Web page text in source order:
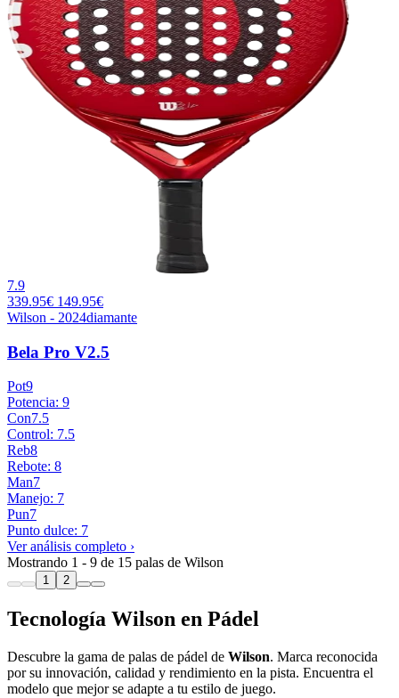
7.9
339.95€ 149.95€
Wilson - 2024diamante
Bela Pro V2.5
Pot9
Potencia: 9
Con7.5
Control: 7.5
Reb8
Rebote: 8
Man7
Manejo: 7
Pun7
Punto dulce: 7
Ver análisis completo ›
Mostrando 1 - 9 de 15 palas de Wilson
1 2
Tecnología Wilson en Pádel
Descubre la gama de palas de pádel de Wilson. Marca reconocida
por su innovación, calidad y rendimiento en la pista. Encuentra el
modelo que mejor se adapte a tu estilo de juego.